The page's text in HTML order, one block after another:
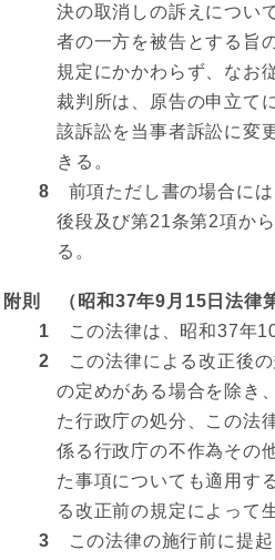
決の取消しの訴えについ
者の一方を被告とする旨
規定にかかわらず、なお
裁判所は、原告の申立て
該訴訟を当事者訴訟に変
きる。
8 前項ただし書の場合に
後段及び第21条第2項か
る。
附則 （昭和37年9月15日法律
1 この法律は、昭和37年
2 この法律による改正後の
の定めがある場合を除き
た行政庁の処分、この法
係る行政庁の不作為その
た事項についても適用す
る改正前の規定によって
3 この法律の施行前に提